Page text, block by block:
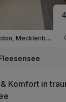
ausgelastet
Göhren-Lebbin, Mecklenburger Seenplatte
Komfort in